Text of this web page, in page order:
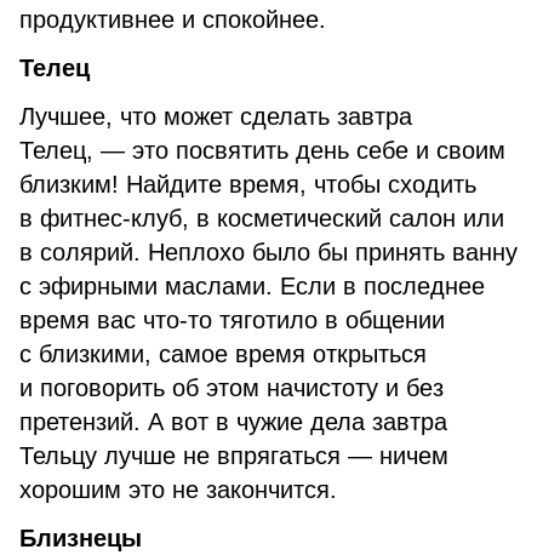
продуктивнее и спокойнее.
Телец
Лучшее, что может сделать завтра
Телец, — это посвятить день себе и своим
близким! Найдите время, чтобы сходить
в фитнес-клуб, в косметический салон или
в солярий. Неплохо было бы принять ванну
с эфирными маслами. Если в последнее
время вас что-то тяготило в общении
с близкими, самое время открыться
и поговорить об этом начистоту и без
претензий. А вот в чужие дела завтра
Тельцу лучше не впрягаться — ничем
хорошим это не закончится.
Близнецы